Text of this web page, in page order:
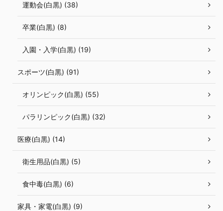
運動会(白黒) (38)
卒業(白黒) (8)
入園・入学(白黒) (19)
スポーツ(白黒) (91)
オリンピック(白黒) (55)
パラリンピック(白黒) (32)
医療(白黒) (14)
衛生用品(白黒) (5)
食中毒(白黒) (6)
家具・家電(白黒) (9)